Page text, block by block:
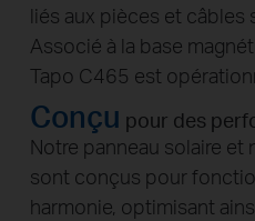
performances et une
Ajustez le panneau
45°pour capter un
assurer une recharge
La bague autour de
également unerotation
des réglages